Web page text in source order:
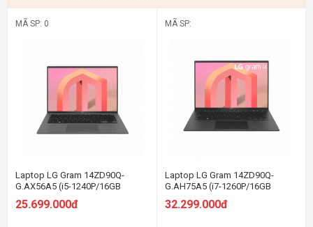
MÃ SP: 0
Laptop LG Gram 14ZD90Q-
G.AX56A5 (i5-1240P/16GB
WUXGA/Dos/Xám) (2022)
25.699.000đ
MÃ SP:
Laptop LG Gram 14ZD90Q-
G.AH75A5 (i7-1260P/16GB
WUXGA/Win11/Đen) (2022)
32.299.000đ